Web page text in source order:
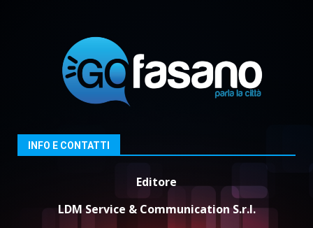
Comune di Fasano
6 Agosto 2026 14:16
5
Grazia Neglia, coordinatrice
cittadina di Fratelli d’Italia,
comunale
INFO E CONTATTI
Editore
LDM Service & Communication S.r.l.